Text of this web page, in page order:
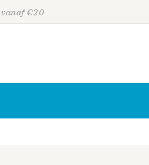
vanaf €20
Personen